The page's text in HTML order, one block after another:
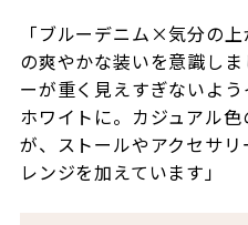
「ブルーデニム×気分の
の爽やかな装いを意識し
ーが重く見えすぎないよ
ホワイトに。カジュアル
が、ストールやアクセサ
レンジを加えています」